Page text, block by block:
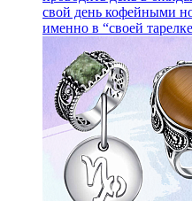
свой день кофейными
именно в “своей